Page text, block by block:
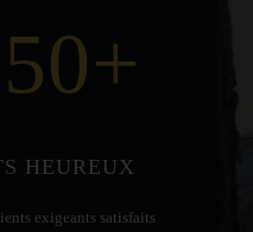
+
HEUREUX
exigeants satisfaits